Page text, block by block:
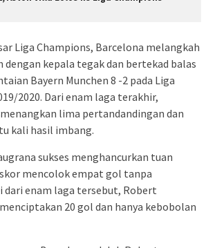
Liga Champions, Barcelona melangkah
dengan kepala tegak dan bertekad balas
Bayern Munchen 8 -2 pada Liga
2020. Dari enam laga terakhir,
lima pertandandingan dan
kali hasil imbang.
sukses menghancurkan tuan
mencolok empat gol tanpa
dari enam laga tersebut, Robert
20 gol dan hanya kebobolan